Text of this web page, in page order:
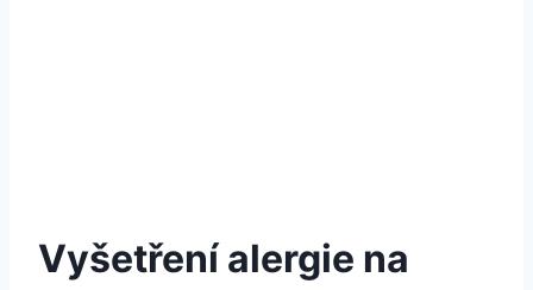
Vyšetření alergie na